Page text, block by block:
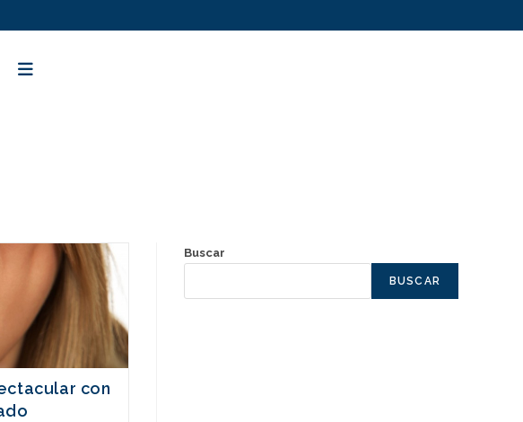
con
Buscar
BUSCAR